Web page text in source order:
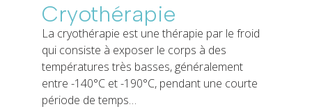
Cryothérapie
La cryothérapie est une thérapie par le froid
qui consiste à exposer le corps à des
températures très basses, généralement
entre -140°C et -190°C, pendant une courte
période de temps…